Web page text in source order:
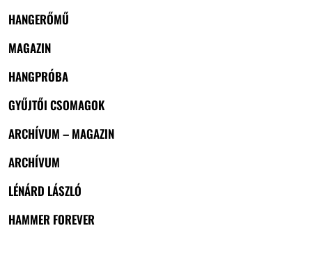
HANGERŐMŰ
MAGAZIN
HANGPRÓBA
GYŰJTŐI CSOMAGOK
ARCHÍVUM – MAGAZIN
ARCHÍVUM
LÉNÁRD LÁSZLÓ
HAMMER FOREVER